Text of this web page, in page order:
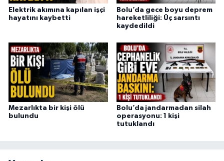
Elektrik akımına kapılan işçi
hayatını kaybetti
Bolu’da gece boyu deprem
hareketliliği: Üç sarsıntı
kaydedildi
Mezarlıkta bir kişi ölü
bulundu
Bolu’da jandarmadan silah
operasyonu: 1 kişi
tutuklandı